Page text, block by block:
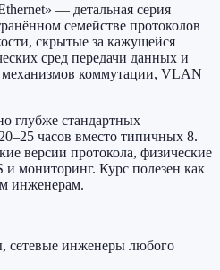
— детальная серия
семействе протоколов
скрытые за кажущейся
сред передачи данных и
механизмов коммутации, VLAN
глубже стандартных
часов вместо типичных 8.
версии протокола, физические
и мониторинг. Курс полезен как
инженерам.
сетевые инженеры любого